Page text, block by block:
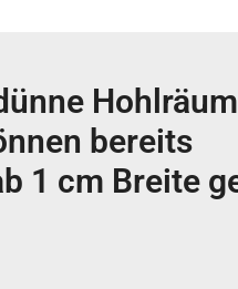
bereits
1 cm Breite